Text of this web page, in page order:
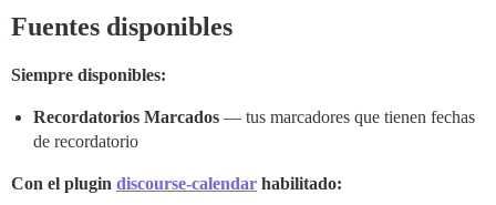
Fuentes disponibles
Siempre disponibles:
Recordatorios Marcados — tus marcadores que tienen fechas
de recordatorio
Con el plugin discourse-calendar habilitado: